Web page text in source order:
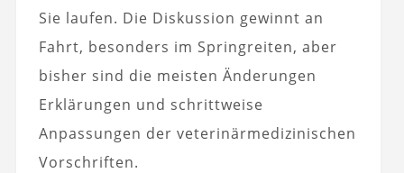
Sie laufen. Die Diskussion gewinnt an
Fahrt, besonders im Springreiten, aber
bisher sind die meisten Änderungen
Erklärungen und schrittweise
Anpassungen der veterinärmedizinischen
Vorschriften.